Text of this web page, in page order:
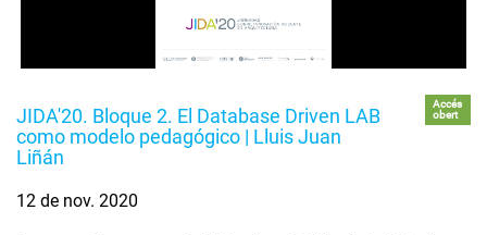
JIDA'20. Bloque 2. El Database Driven LAB
como modelo pedagógico | Lluis Juan
Liñán
Accés
obert
12 de nov. 2020